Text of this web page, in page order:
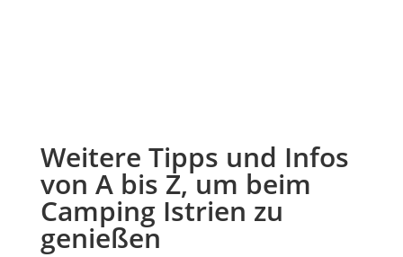
Weitere Tipps und Infos
von A bis Z, um beim
Camping Istrien zu
genießen